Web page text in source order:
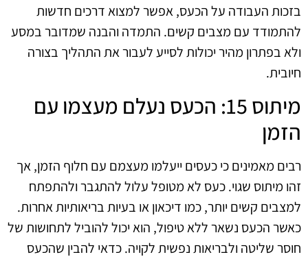
בזכות העבודה על הכעס, אפשר למצוא דרכים חדשות
להתמודד עם מצבים קשים. התמדה והבנה שמדובר במסע
ולא בפתרון מהיר יכולות לסייע לעבור את התהליך בצורה
חיובית.
מיתוס 15: הכעס נעלם מעצמו עם
הזמן
רבים מאמינים כי כעסים ייעלמו מעצמם עם חלוף הזמן, אך
זהו מיתוס שגוי. כעס לא מטופל עלול להתגבר ולהתפתח
למצבים קשים יותר, כמו דיכאון או בעיות בריאותיות אחרות.
כאשר הכעס נשאר ללא טיפול, הוא יכול להוביל לתחושות של
חוסר שליטה ולבריאות נפשית לקויה. כדאי להבין שהכעס